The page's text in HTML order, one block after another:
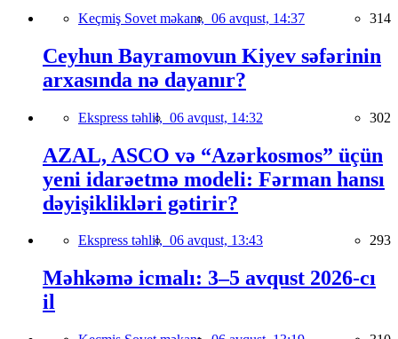
Keçmiş Sovet məkanı, 06 avqust, 14:37 314
Ceyhun Bayramovun Kiyev səfərinin
arxasında nə dayanır?
Ekspress təhlil, 06 avqust, 14:32 302
AZAL, ASCO və “Azərkosmos” üçün
yeni idarəetmə modeli: Fərman hansı
dəyişiklikləri gətirir?
Ekspress təhlil, 06 avqust, 13:43 293
Məhkəmə icmalı: 3–5 avqust 2026-cı
il